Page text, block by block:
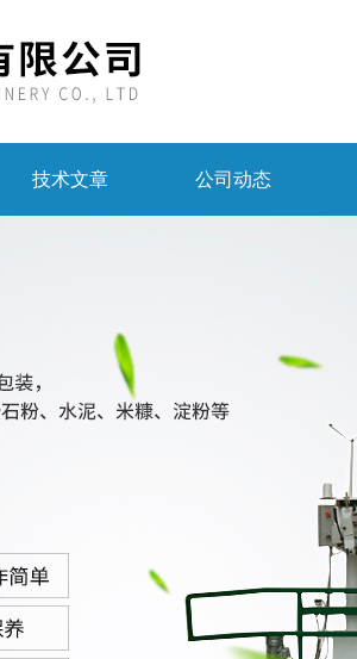
技术文章 公司动态